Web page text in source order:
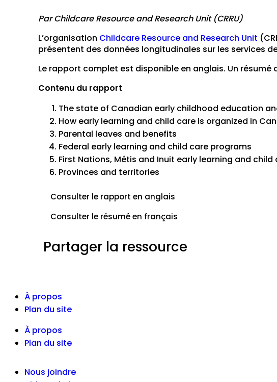
Par Childcare Resource and Research Unit (CRRU)
L’organisation Childcare Resource and Research Unit
présentent des données longitudinales sur les services
Le rapport complet est disponible en anglais. Un
Contenu du rapport
The state of Canadian early childhood education
How early learning and child care is organized in
Parental leaves and benefits
Federal early learning and child care programs
First Nations, Métis and Inuit early learning and child
Provinces and territories
Consulter le rapport en anglais
Consulter le résumé en français
Partager la ressource
À propos
Plan du site
À propos
Plan du site
Nous joindre